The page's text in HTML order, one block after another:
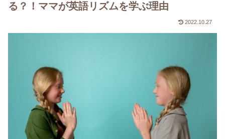
る？！ママが英語リズムを学ぶ理由
2022.10.27